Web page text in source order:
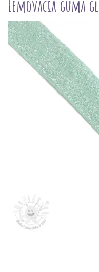
Lemovacia guma